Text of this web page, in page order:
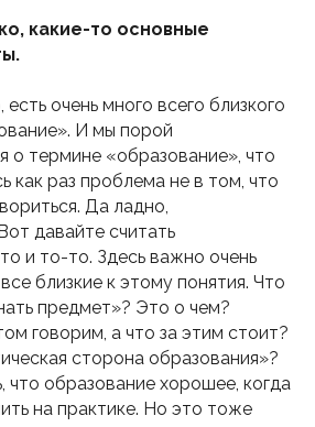
какие-то основные
очень много всего близкого
И мы порой
о термине «образование», что
как раз проблема не в том, что
Да ладно,
давайте считать
и то-то. Здесь важно очень
близкие к этому понятия. Что
предмет»? Это о чем?
говорим, а что за этим стоит?
сторона образования»?
что образование хорошее, когда
на практике. Но это тоже